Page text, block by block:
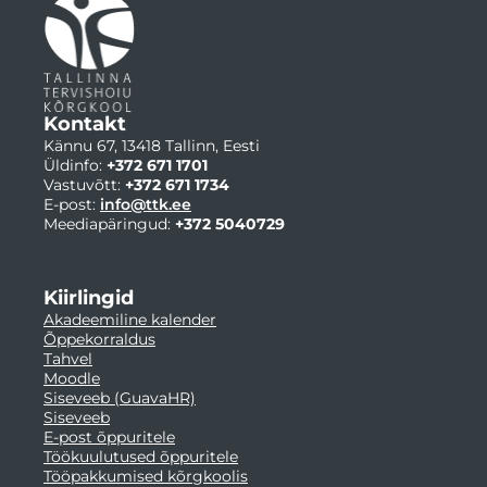
Kontakt
Kännu 67, 13418 Tallinn, Eesti
Üldinfo: +372 671 1701
Vastuvõtt: +372 671 1734
E-post: info@ttk.ee
Meediapäringud: +372 5040729
Kiirlingid
Akadeemiline kalender
Õppekorraldus
Tahvel
Moodle
Siseveeb (GuavaHR)
Siseveeb
E-post õppuritele
Töökuulutused õppuritele
Tööpakkumised kõrgkoolis